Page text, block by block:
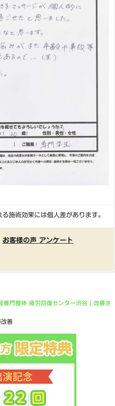
施術効果には個人差があります。
お客様の声 アンケート
専門整体 疲労回復センター渋谷｜改善さ
改善